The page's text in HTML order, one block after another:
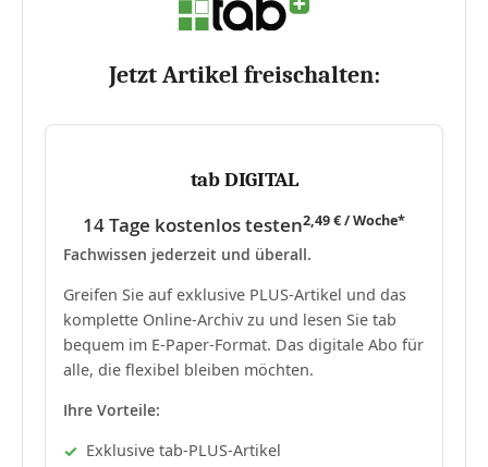
Jetzt Artikel freischalten:
tab DIGITAL
14 Tage kostenlos testen2,49 € / Woche*
Fachwissen jederzeit und überall.
Greifen Sie auf exklusive PLUS-Artikel und das
komplette Online-Archiv zu und lesen Sie tab
bequem im E-Paper-Format. Das digitale Abo für
alle, die flexibel bleiben möchten.
Ihre Vorteile:
Exklusive tab-PLUS-Artikel